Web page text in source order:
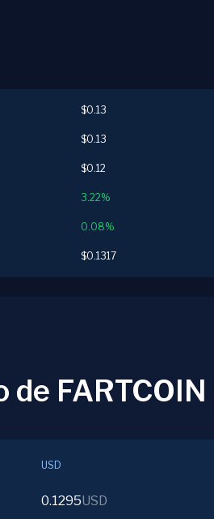
$0.13
$0.13
$0.12
3.22%
0.08%
$0.1317
de
USD
0.1295USD